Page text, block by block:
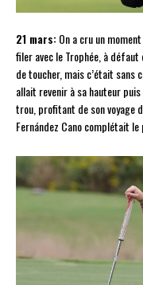
21 mars:On a cru un
filer avec le Trophée, à
de toucher, mais c’était sans
allait revenir à sa hauteur
trou, profitant de son voyage
Fernández Cano complétait le